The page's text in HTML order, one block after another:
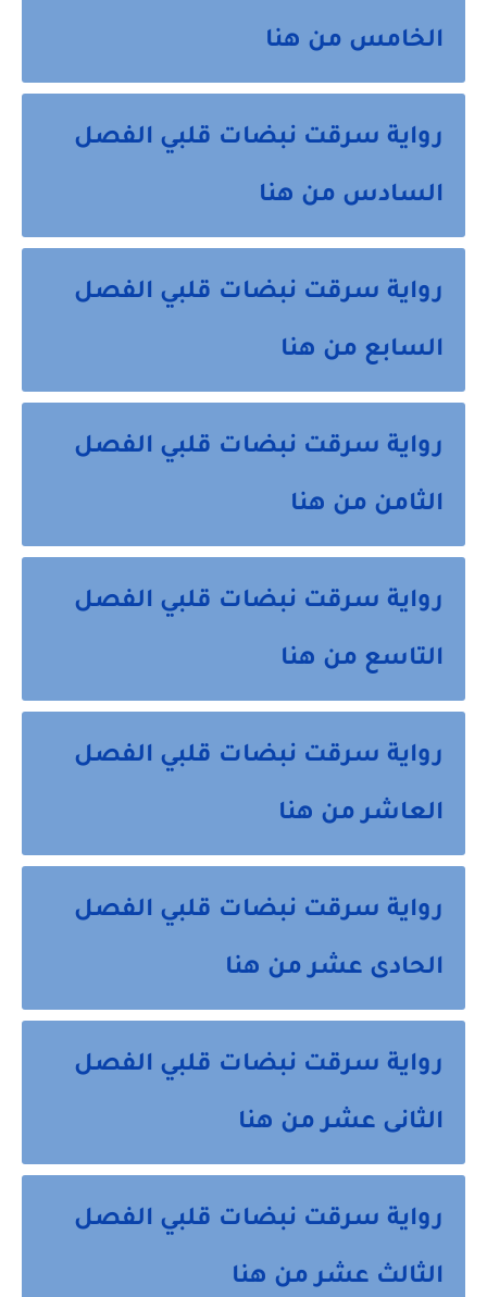
الخامس من هنا
رواية سرقت نبضات قلبي الفصل
السادس من هنا
رواية سرقت نبضات قلبي الفصل
السابع من هنا
رواية سرقت نبضات قلبي الفصل
الثامن من هنا
رواية سرقت نبضات قلبي الفصل
التاسع من هنا
رواية سرقت نبضات قلبي الفصل
العاشر من هنا
رواية سرقت نبضات قلبي الفصل
الحادى عشر من هنا
رواية سرقت نبضات قلبي الفصل
الثانى عشر من هنا
رواية سرقت نبضات قلبي الفصل
الثالث عشر من هنا